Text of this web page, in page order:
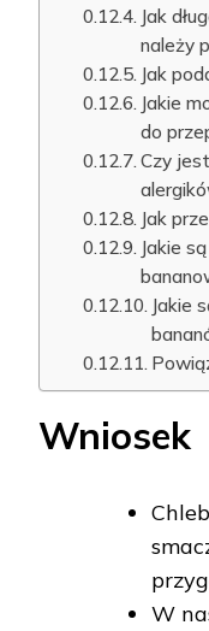
Jak
należy
Jak
Jakie
do
Czy
Jak
Jakie
Jakie
Wniosek
W